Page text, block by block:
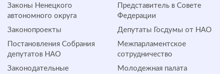
Законы Ненецкого
автономного округа
Законопроекты
Постановления Собрания
депутатов НАО
Законодательные
Представитель в Совете
Федерации
Депутаты Госдумы от НАО
Межпарламентское
сотрудничество
Молодежная палата